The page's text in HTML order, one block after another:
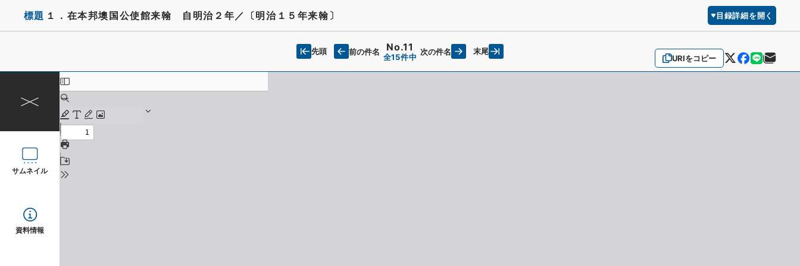
標題 １．在本邦墺国公使館来翰 自明治２年／〔明治１５年来翰〕 目録詳細を開く
URIをコピー
先頭 前の件名 No.11
全15件中
次の件名 末尾
サムネイル
資料情報